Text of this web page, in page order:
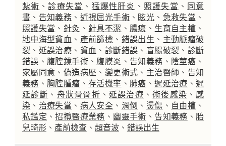
紮術 、診療失當 、 猛爆性肝炎 、 照護失當 、 同意
書 、 告知義務 、 近視屈光手術 、 眩光 、 急救失當 、
照護失當 、 針灸 、 針具不潔 、 膿瘍 、 生育自主權 、
地中海型貧血 、 產前篩檢 、 錯誤出生 、 主動脈瘤破
裂 、 延誤治療 、 貧血 、 診斷錯誤 、 盲腸破裂 、 診斷
錯誤 、 腹腔鏡手術 、 腹膜炎 、 告知義務 、 陰莖癌 、
家屬同意 、 偽造病歷 、 變更術式 、 主治醫師 、 告知
義務 、 胸腔腫瘤 、存活機率 、 肺癌 、遲延治療 、遲
延診斷 、 舟狀骨骨折 、 延誤治療 、術後感染 、 感
染 、 治療失當 、 病人安全 、 滑倒 、 燙傷 、 自由權 、
私鑑定 、招攬醫療業務 、 幽靈手術 、 告知義務 、 胎
兒畸形、 產前檢查 、 超音波、 錯誤出生